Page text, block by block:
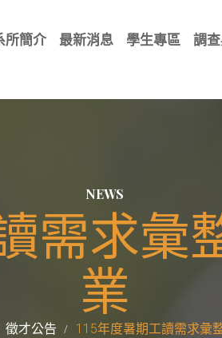
所簡介 最新消息 學生專區 調
NEWS
需求彙
業
徵才公告 115年度暑期工讀需求彙